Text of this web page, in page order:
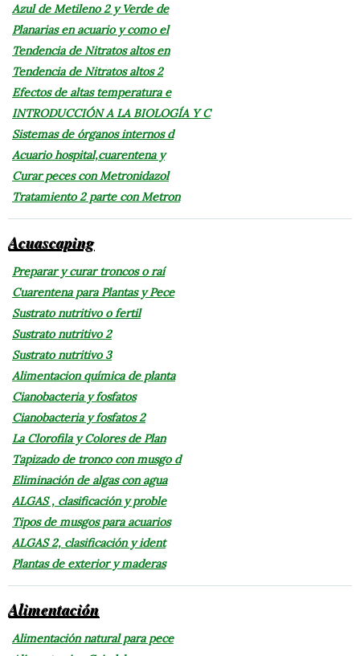
Azul de Metileno 2 y Verde de
Planarias en acuario y como el
Tendencia de Nitratos altos en
Tendencia de Nitratos altos 2
Efectos de altas temperatura e
INTRODUCCIÓN A LA BIOLOGÍA Y C
Sistemas de órganos internos d
Acuario hospital,cuarentena y
Curar peces con Metronidazol
Tratamiento 2 parte con Metron
Acuascaping
Preparar y curar troncos o raí
Cuarentena para Plantas y Pece
Sustrato nutritivo o fertil
Sustrato nutritivo 2
Sustrato nutritivo 3
Alimentacion química de planta
Cianobacteria y fosfatos
Cianobacteria y fosfatos 2
La Clorofila y Colores de Plan
Tapizado de tronco con musgo d
Eliminación de algas con agua
ALGAS , clasificación y proble
Tipos de musgos para acuarios
ALGAS 2, clasificación y ident
Plantas de exterior y maderas
Alimentación
Alimentación natural para pece